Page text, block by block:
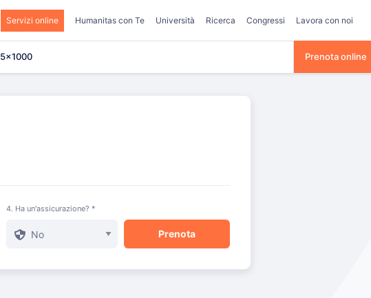
Servizi online Humanitas con Te Università Ricerca Congressi Lavora con noi
5×1000 Prenota online
4. Ha un'assicurazione? *